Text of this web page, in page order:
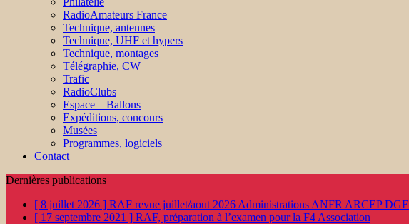
RadioAmateurs France
Technique, antennes
Technique, UHF et hypers
Technique, montages
Télégraphie, CW
Trafic
RadioClubs
Espace – Ballons
Expéditions, concours
Musées
Programmes, logiciels
Contact
Dernières publications
[ 8 juillet 2026 ] RAF revue juillet/aout 2026 Administrations ANFR ARCEP DGE
[ 17 septembre 2021 ] RAF, préparation à l’examen pour la F4 Association